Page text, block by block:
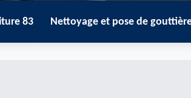
Nettoyage et pose de gouttière 83